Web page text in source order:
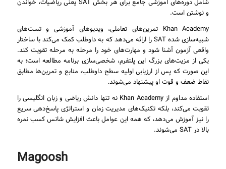
شامل دوره‌های آموزشی جامع برای هر بخش SAT یعنی ریاضیات، خواندن
و نوشتن است.
Khan Academy تمرین‌های تعاملی، ویدیوهای آموزشی و تست‌های
شبیه‌سازی شده SAT را ارائه می‌دهد که به داوطلب کمک می‌کند با ساختار
واقعی آزمون آشنا شود و مهارت‌های خود را مرحله به مرحله تقویت کند.
یکی از مزیت‌های بزرگ این پلتفرم، شخصی‌سازی برنامه مطالعه است؛ به
این صورت که پس از ارزیابی اولیه سطح داوطلب، منابع و تمرین‌ها مطابق
نقاط ضعف و قوت او پیشنهاد می‌شوند.
استفاده مداوم از Khan Academy نه تنها دانش ریاضی و زبان انگلیسی را
تقویت می‌کند، بلکه تکنیک‌های مدیریت زمان و استراتژی پاسخ‌دهی سریع
را نیز آموزش می‌دهد، که همه این عوامل باعث افزایش شانس کسب نمره
بالا در SAT می‌شوند.
Magoosh